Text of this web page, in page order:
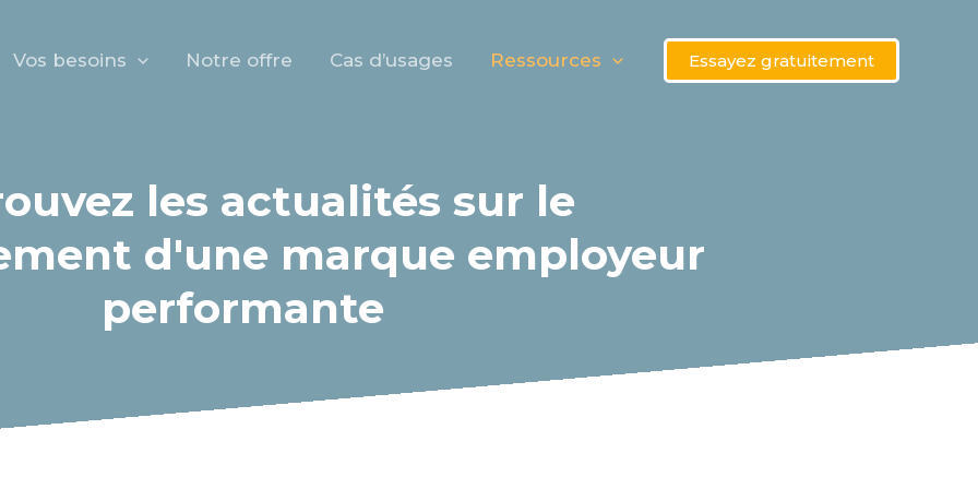
Vos besoins Notre offre Cas d’usages Ressources Essayez gratuitement
les actualités sur le
d'une marque employeur
performante